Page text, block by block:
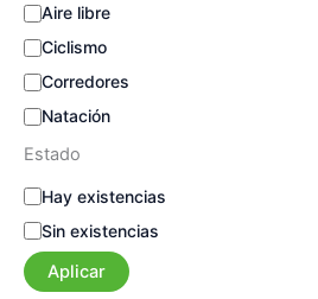
e
g
o
r
í
a
Aire libre
Ciclismo
Corredores
Natación
Estado
E
t
a
d
Hay existencias
Sin existencias
Aplicar